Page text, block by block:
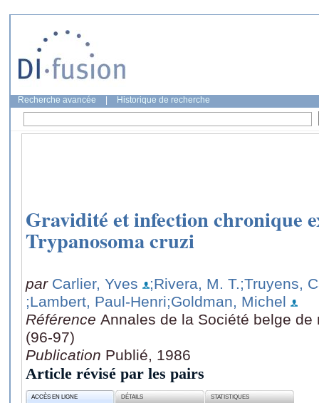
Recherche avancée Historique de recherche
Gravidité et infection chronique
Trypanosoma cruzi
par Carlier, Yves ;Rivera, M. T.;Truyens,
;Lambert, Paul-Henri;Goldman, Michel
Référence Annales de la Société belge
(96-97)
Publication Publié, 1986
Article révisé par les pairs
ACCÈS EN LIGNE DÉTAILS STATISTIQUES